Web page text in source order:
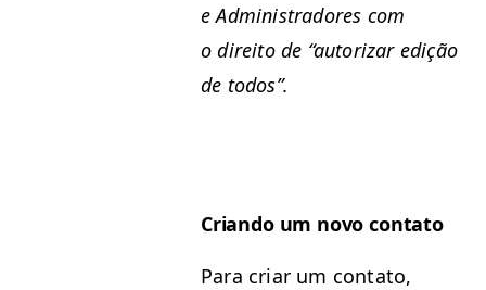
e Admin­istradores com
o dire­ito de “autor­izar edição
de todos”.
Crian­do um novo contato
Para cri­ar um con­ta­to,